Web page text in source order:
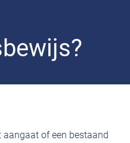
aangaat of een bestaand